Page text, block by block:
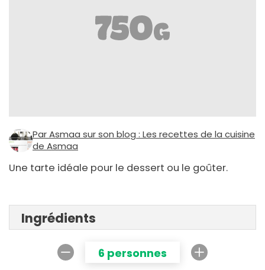
Par Asmaa sur son blog : Les recettes de la cuisine
de Asmaa
Une tarte idéale pour le dessert ou le goûter.
Ingrédients
6 personnes